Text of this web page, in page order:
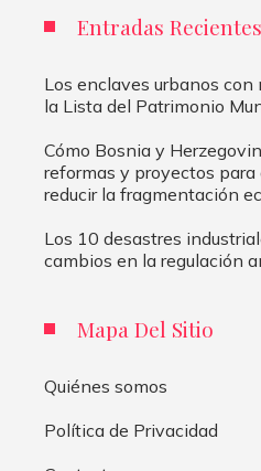
Entradas Recientes
Los enclaves urbanos
la Lista del Patrimonio
Cómo Bosnia y
reformas y proyectos
reducir la fragmentación
Los 10 desastres
cambios en la regulación
Mapa Del Sitio
Quiénes somos
Política de Privacidad